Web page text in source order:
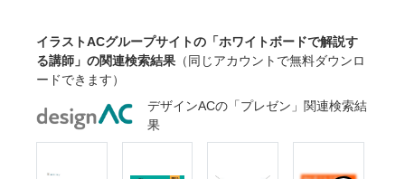
イラストACグループサイトの「ホワイトボードで解説す
る講師」の関連検索結果 （同じアカウントで無料ダウンロ
ードできます）
デザインACの「プレゼン」関連検索結
果